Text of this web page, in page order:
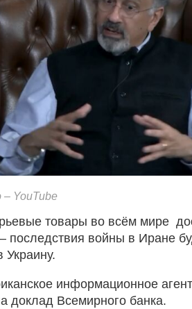
YouTube
товары во всём мире
последствия войны в Иране
Украину.
информационное
доклад Всемирного банка.